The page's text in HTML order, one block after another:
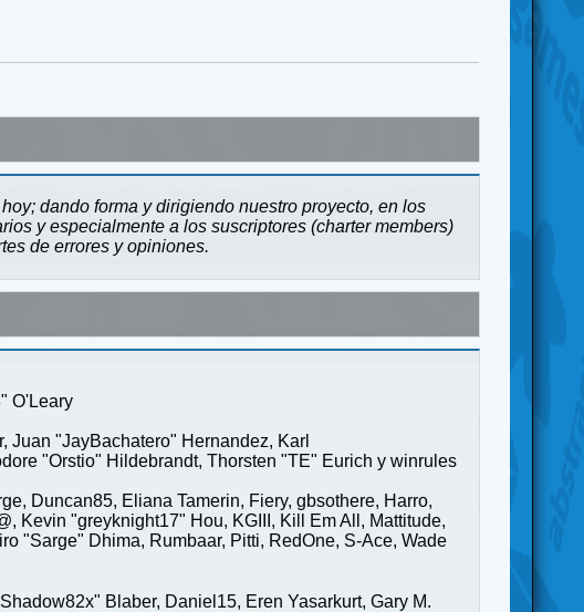
dando forma y dirigiendo nuestro proyecto, en los
y especialmente a los suscriptores (charter members)
de errores y opiniones.
O'Leary
Juan "JayBachatero" Hernandez, Karl
"Orstio" Hildebrandt, Thorsten "TE" Eurich y winrules
Duncan85, Eliana Tamerin, Fiery, gbsothere, Harro,
Kevin "greyknight17" Hou, KGIII, Kill Em All, Mattitude,
"Sarge" Dhima, Rumbaar, Pitti, RedOne, S-Ace, Wade
Blaber, Daniel15, Eren Yasarkurt, Gary M.